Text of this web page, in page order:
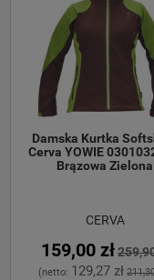
Damska Kurtka
Cerva YOWIE
Brązowa Zielona
CERVA
159,00 zł
(netto: 129,27 zł